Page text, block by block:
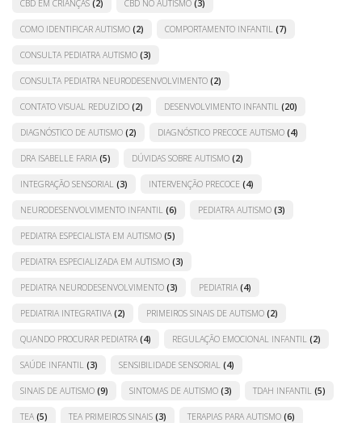
CBD EM CRIANÇAS (2) CBD NO AUTISMO (3)
COMO IDENTIFICAR AUTISMO (2) COMPORTAMENTO INFANTIL (7)
CONSULTA PEDIATRA AUTISMO (3)
CONSULTA PEDIATRA NEURODESENVOLVIMENTO (2)
CONTATO VISUAL REDUZIDO (2) DESENVOLVIMENTO INFANTIL (20)
DIAGNÓSTICO DE AUTISMO (2) DIAGNÓSTICO PRECOCE AUTISMO (4)
DRA ISABELLE FARIA (5) DÚVIDAS SOBRE AUTISMO (2)
INTEGRAÇÃO SENSORIAL (3) INTERVENÇÃO PRECOCE (4)
NEURODESENVOLVIMENTO INFANTIL (6) PEDIATRA AUTISMO (3)
PEDIATRA ESPECIALISTA EM AUTISMO (5)
PEDIATRA ESPECIALIZADA EM AUTISMO (3)
PEDIATRA NEURODESENVOLVIMENTO (3) PEDIATRIA (4)
PEDIATRIA INTEGRATIVA (2) PRIMEIROS SINAIS DE AUTISMO (2)
QUANDO PROCURAR PEDIATRA (4) REGULAÇÃO EMOCIONAL INFANTIL (2)
SAÚDE INFANTIL (3) SENSIBILIDADE SENSORIAL (4)
SINAIS DE AUTISMO (9) SINTOMAS DE AUTISMO (3) TDAH INFANTIL (5)
TEA (5) TEA PRIMEIROS SINAIS (3) TERAPIAS PARA AUTISMO (6)